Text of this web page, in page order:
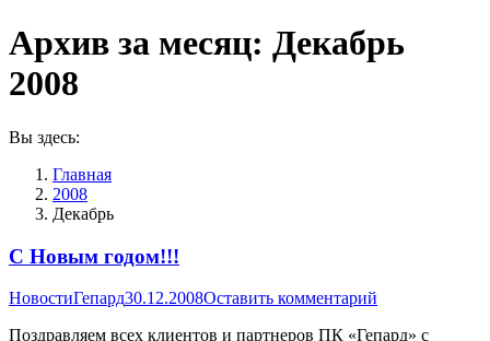
Архив за месяц: Декабрь
2008
Вы здесь:
Главная
2008
Декабрь
С Новым годом!!!
НовостиГепард30.12.2008Оставить комментарий
Поздравляем всех клиентов и партнеров ПК «Гепард» с